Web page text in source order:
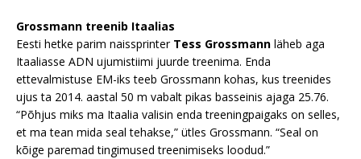
Grossmann treenib Itaalias
Eesti hetke parim naissprinter Tess Grossmann läheb aga
Itaaliasse ADN ujumistiimi juurde treenima. Enda
ettevalmistuse EM-iks teeb Grossmann kohas, kus treenides
ujus ta 2014. aastal 50 m vabalt pikas basseinis ajaga 25.76.
“Põhjus miks ma Itaalia valisin enda treeningpaigaks on selles,
et ma tean mida seal tehakse,” ütles Grossmann. “Seal on
kõige paremad tingimused treenimiseks loodud.”